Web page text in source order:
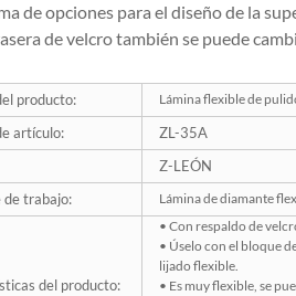
de opciones para el diseño de la
de velcro también se puede
producto: Lámina flexible de
artículo:
ZL-35A
Z-LEÓN
de trabajo:
Lámina de diamante
del producto:
• Con respaldo de
• Úselo con el bloque
lijado flexible.
• Es muy flexible, se